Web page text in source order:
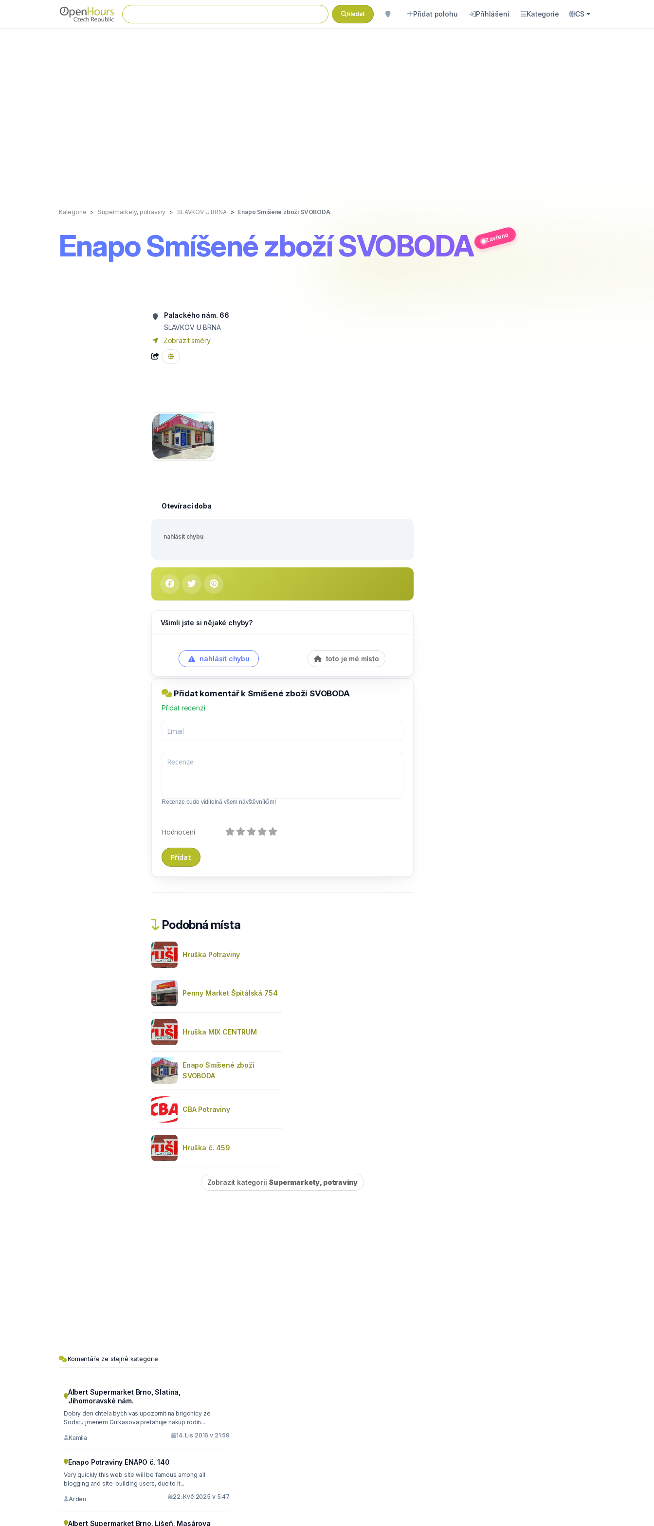
hledat Přidat polohu Příhlášení Kategorie CS
Kategorie Supermarkety, potraviny SLAVKOV U BRNA Enapo Smíšené zboží SVOBODA
Enapo Smíšené zboží SVOBODA Zavřeno
Palackého nám. 66
SLAVKOV U BRNA
Zobrazit směry
Otevírací doba
nahlásit chybu
Všimli jste si nějaké chyby?
nahlásit chybu toto je mé místo
Přidat komentář k Smíšené zboží SVOBODA
Přidat recenzi
Recenze bude viditelná všem návštěvníkům!
Hodnocení
Podobná místa
Hruška Potraviny
Penny Market Špitálská 754
Hruška MIX CENTRUM
Enapo Smíšené zboží
SVOBODA
CBA Potraviny
Hruška č. 459
Zobrazit kategorii Supermarkety, potraviny
Komentáře ze stejné kategorie
Albert Supermarket Brno, Slatina,
Jihomoravské nám.
Dobry den chtela bych vas upozornit na brigdnicy ze
Sodatu jmenem Gulkasova pretahuje nakup rodin...
Kamila 14. Lis 2016 v 21:59
Enapo Potraviny ENAPO č. 140
Very quickly this web site will be famous among all
blogging and site-building users, due to it...
Arden 22. Kvě 2025 v 5:47
Albert Supermarket Brno, Líšeň, Masárova